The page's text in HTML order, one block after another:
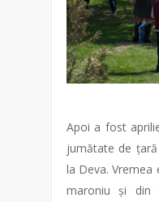
Apoi a fost
jumătate de
la Deva. Vremea
maroniu și din